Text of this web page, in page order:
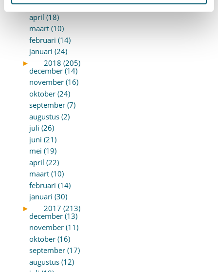
mei (14)
april (18)
maart (10)
februari (14)
januari (24)
►
2018 (205)
december (14)
november (16)
oktober (24)
september (7)
augustus (2)
juli (26)
juni (21)
mei (19)
april (22)
maart (10)
februari (14)
januari (30)
►
2017 (213)
december (13)
november (11)
oktober (16)
september (17)
augustus (12)